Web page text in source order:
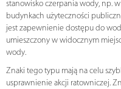
stanowisko czerpania wody, np.
budynkach użyteczności
jest zapewnienie dostępu do
umieszczony w widocznym
wody.
Znaki tego typu mają na celu
usprawnienie akcji ratowniczej.